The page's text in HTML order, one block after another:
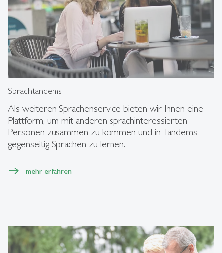
Sprachtandems
Als weiteren Sprachenservice bieten wir Ihnen eine
Plattform, um mit anderen sprachinteressierten
Personen zusammen zu kommen und in Tandems
gegenseitig Sprachen zu lernen.
mehr erfahren